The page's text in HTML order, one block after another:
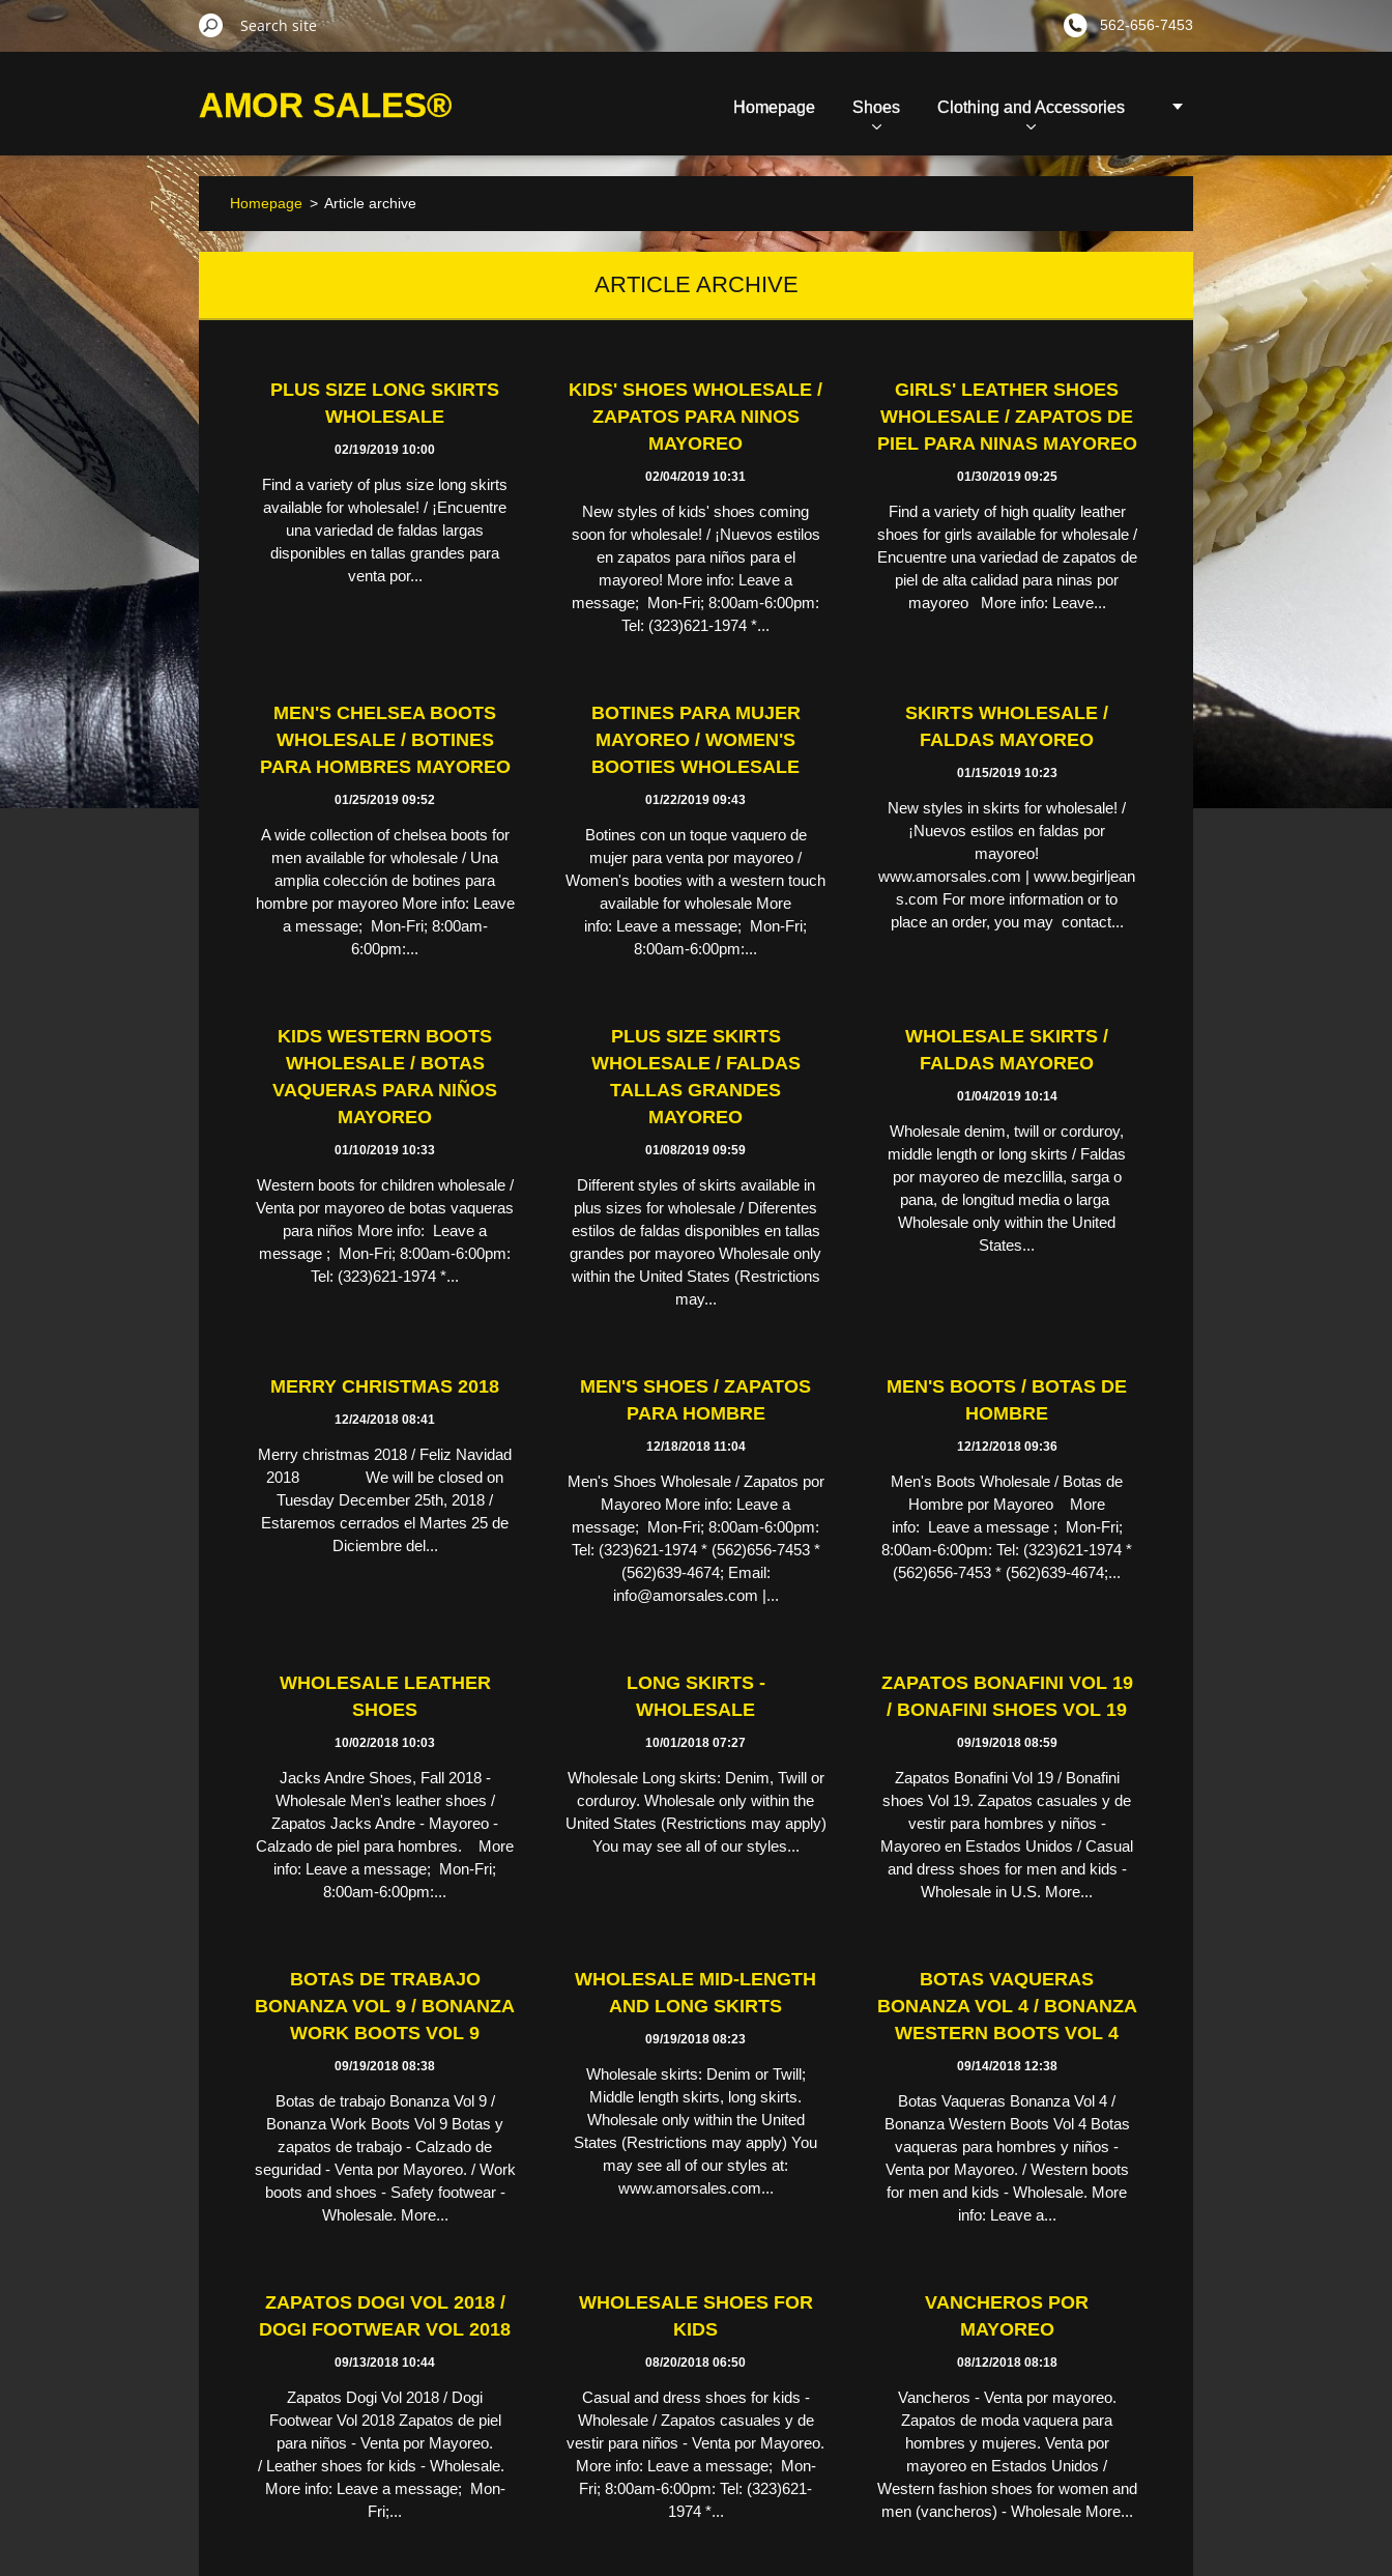
562-656-7453
AMOR SALES® Homepage Shoes Clothing and Accessories
Homepage > Article archive
ARTICLE ARCHIVE
PLUS SIZE LONG SKIRTS
WHOLESALE
02/19/2019 10:00
Find a variety of plus size long skirts
available for wholesale! / ¡Encuentre
una variedad de faldas largas
disponibles en tallas grandes para
venta por...
KIDS' SHOES WHOLESALE /
ZAPATOS PARA NINOS
MAYOREO
02/04/2019 10:31
New styles of kids' shoes coming
soon for wholesale! / ¡Nuevos estilos
en zapatos para niños para el
mayoreo! More info: Leave a
message; Mon-Fri; 8:00am-6:00pm:
Tel: (323)621-1974 *...
GIRLS' LEATHER SHOES
WHOLESALE / ZAPATOS DE
PIEL PARA NINAS MAYOREO
01/30/2019 09:25
Find a variety of high quality leather
shoes for girls available for wholesale /
Encuentre una variedad de zapatos de
piel de alta calidad para ninas por
mayoreo More info: Leave...
MEN'S CHELSEA BOOTS
WHOLESALE / BOTINES
PARA HOMBRES MAYOREO
01/25/2019 09:52
A wide collection of chelsea boots for
men available for wholesale / Una
amplia colección de botines para
hombre por mayoreo More info: Leave
a message; Mon-Fri; 8:00am-
6:00pm:...
BOTINES PARA MUJER
MAYOREO / WOMEN'S
BOOTIES WHOLESALE
01/22/2019 09:43
Botines con un toque vaquero de
mujer para venta por mayoreo /
Women's booties with a western touch
available for wholesale More
info: Leave a message; Mon-Fri;
8:00am-6:00pm:...
SKIRTS WHOLESALE /
FALDAS MAYOREO
01/15/2019 10:23
New styles in skirts for wholesale! /
¡Nuevos estilos en faldas por
mayoreo!
www.amorsales.com | www.begirljean
s.com For more information or to
place an order, you may contact...
KIDS WESTERN BOOTS
WHOLESALE / BOTAS
VAQUERAS PARA NIÑOS
MAYOREO
01/10/2019 10:33
Western boots for children wholesale /
Venta por mayoreo de botas vaqueras
para niños More info: Leave a
message ; Mon-Fri; 8:00am-6:00pm:
Tel: (323)621-1974 *...
PLUS SIZE SKIRTS
WHOLESALE / FALDAS
TALLAS GRANDES
MAYOREO
01/08/2019 09:59
Different styles of skirts available in
plus sizes for wholesale / Diferentes
estilos de faldas disponibles en tallas
grandes por mayoreo Wholesale only
within the United States (Restrictions
may...
WHOLESALE SKIRTS /
FALDAS MAYOREO
01/04/2019 10:14
Wholesale denim, twill or corduroy,
middle length or long skirts / Faldas
por mayoreo de mezclilla, sarga o
pana, de longitud media o larga
Wholesale only within the United
States...
MERRY CHRISTMAS 2018
12/24/2018 08:41
Merry christmas 2018 / Feliz Navidad
2018 We will be closed on
Tuesday December 25th, 2018 /
Estaremos cerrados el Martes 25 de
Diciembre del...
MEN'S SHOES / ZAPATOS
PARA HOMBRE
12/18/2018 11:04
Men's Shoes Wholesale / Zapatos por
Mayoreo More info: Leave a
message; Mon-Fri; 8:00am-6:00pm:
Tel: (323)621-1974 * (562)656-7453 *
(562)639-4674; Email:
info@amorsales.com |...
MEN'S BOOTS / BOTAS DE
HOMBRE
12/12/2018 09:36
Men's Boots Wholesale / Botas de
Hombre por Mayoreo More
info: Leave a message ; Mon-Fri;
8:00am-6:00pm: Tel: (323)621-1974 *
(562)656-7453 * (562)639-4674;...
WHOLESALE LEATHER
SHOES
10/02/2018 10:03
Jacks Andre Shoes, Fall 2018 -
Wholesale Men's leather shoes /
Zapatos Jacks Andre - Mayoreo -
Calzado de piel para hombres. More
info: Leave a message; Mon-Fri;
8:00am-6:00pm:...
LONG SKIRTS -
WHOLESALE
10/01/2018 07:27
Wholesale Long skirts: Denim, Twill or
corduroy. Wholesale only within the
United States (Restrictions may apply)
You may see all of our styles...
ZAPATOS BONAFINI VOL 19
/ BONAFINI SHOES VOL 19
09/19/2018 08:59
Zapatos Bonafini Vol 19 / Bonafini
shoes Vol 19. Zapatos casuales y de
vestir para hombres y niños -
Mayoreo en Estados Unidos / Casual
and dress shoes for men and kids -
Wholesale in U.S. More...
BOTAS DE TRABAJO
BONANZA VOL 9 / BONANZA
WORK BOOTS VOL 9
09/19/2018 08:38
Botas de trabajo Bonanza Vol 9 /
Bonanza Work Boots Vol 9 Botas y
zapatos de trabajo - Calzado de
seguridad - Venta por Mayoreo. / Work
boots and shoes - Safety footwear -
Wholesale. More...
WHOLESALE MID-LENGTH
AND LONG SKIRTS
09/19/2018 08:23
Wholesale skirts: Denim or Twill;
Middle length skirts, long skirts.
Wholesale only within the United
States (Restrictions may apply) You
may see all of our styles at:
www.amorsales.com...
BOTAS VAQUERAS
BONANZA VOL 4 / BONANZA
WESTERN BOOTS VOL 4
09/14/2018 12:38
Botas Vaqueras Bonanza Vol 4 /
Bonanza Western Boots Vol 4 Botas
vaqueras para hombres y niños -
Venta por Mayoreo. / Western boots
for men and kids - Wholesale. More
info: Leave a...
ZAPATOS DOGI VOL 2018 /
DOGI FOOTWEAR VOL 2018
09/13/2018 10:44
Zapatos Dogi Vol 2018 / Dogi
Footwear Vol 2018 Zapatos de piel
para niños - Venta por Mayoreo.
/ Leather shoes for kids - Wholesale.
More info: Leave a message; Mon-
Fri;...
WHOLESALE SHOES FOR
KIDS
08/20/2018 06:50
Casual and dress shoes for kids -
Wholesale / Zapatos casuales y de
vestir para niños - Venta por Mayoreo.
More info: Leave a message; Mon-
Fri; 8:00am-6:00pm: Tel: (323)621-
1974 *...
VANCHEROS POR
MAYOREO
08/12/2018 08:18
Vancheros - Venta por mayoreo.
Zapatos de moda vaquera para
hombres y mujeres. Venta por
mayoreo en Estados Unidos /
Western fashion shoes for women and
men (vancheros) - Wholesale More...